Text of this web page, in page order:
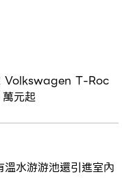
Volkswagen T-Roc
萬元起
水游游池還引進室內